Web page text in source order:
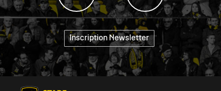
Inscription Newsletter "